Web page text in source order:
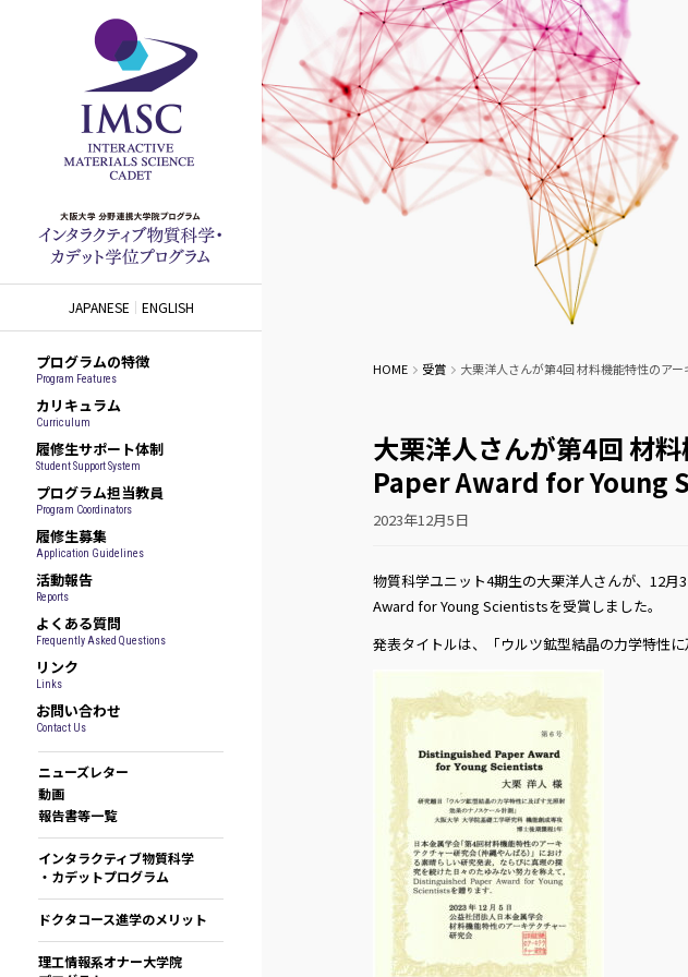
JAPANESE ENGLISH
プログラムの特徴
Program Features
カリキュラム
Curriculum
履修生サポート体制
Student Support System
プログラム担当教員
Program Coordinators
履修生募集
Application Guidelines
活動報告
Reports
よくある質問
Frequently Asked Questions
リンク
Links
お問い合わせ
Contact Us
ニューズレター
動画
報告書等一覧
インタラクティブ物質科学
・カデットプログラム
ドクタコース進学のメリット
理工情報系オナー大学院
HOME 受賞 大栗洋人さんが第4回 材料機能特性のア
大栗洋人さんが第4回 材
Paper Award for Young
2023年12月5日
物質科学ユニット4期生の大栗洋人さんが、12
Award for Young Scientistsを受賞しました。
発表タイトルは、「ウルツ鉱型結晶の力学特性